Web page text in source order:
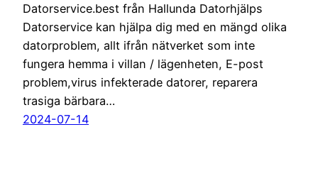
Datorservice.best från Hallunda Datorhjälps
Datorservice kan hjälpa dig med en mängd olika
datorproblem, allt ifrån nätverket som inte
fungera hemma i villan / lägenheten, E-post
problem,virus infekterade datorer, reparera
trasiga bärbara…
2024-07-14